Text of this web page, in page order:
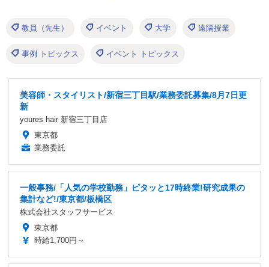
教員（先生） イベント 大学 遠隔授業
事例 トピックス イベント トピックス
美容師・スタイリスト/新宿三丁目駅/業務委託募集/8月7日更
新
youres hair 新宿三丁目店
東京都
業務委託
一般事務/「人気の学校勤務」ピタッと17時終業!研究成果の
集計など!/東京都/板橋区
株式会社スタッフサービス
東京都
時給1,700円～